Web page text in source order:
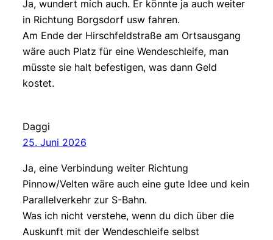
Ja, wundert mich auch. Er könnte ja auch weiter
in Richtung Borgsdorf usw fahren.
Am Ende der Hirschfeldstraße am Ortsausgang
wäre auch Platz für eine Wendeschleife, man
müsste sie halt befestigen, was dann Geld
kostet.
Daggi
25. Juni 2026
Ja, eine Verbindung weiter Richtung
Pinnow/Velten wäre auch eine gute Idee und kein
Parallelverkehr zur S-Bahn.
Was ich nicht verstehe, wenn du dich über die
Auskunft mit der Wendeschleife selbst